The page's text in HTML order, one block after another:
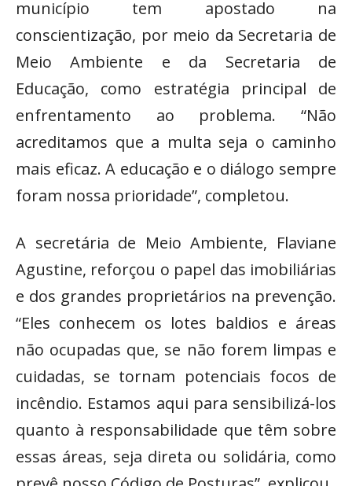
município tem apostado na
conscientização, por meio da Secretaria de
Meio Ambiente e da Secretaria de
Educação, como estratégia principal de
enfrentamento ao problema. “Não
acreditamos que a multa seja o caminho
mais eficaz. A educação e o diálogo sempre
foram nossa prioridade”, completou.
A secretária de Meio Ambiente, Flaviane
Agustine, reforçou o papel das imobiliárias
e dos grandes proprietários na prevenção.
“Eles conhecem os lotes baldios e áreas
não ocupadas que, se não forem limpas e
cuidadas, se tornam potenciais focos de
incêndio. Estamos aqui para sensibilizá-los
quanto à responsabilidade que têm sobre
essas áreas, seja direta ou solidária, como